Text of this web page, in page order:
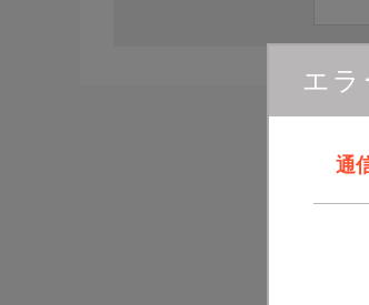
エラ
通